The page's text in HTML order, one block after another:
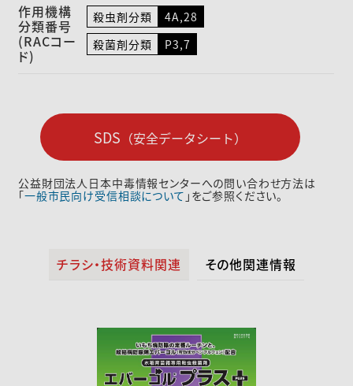
SDS （安全データシート）
公益財団法人日本中毒情報センターへの問い合わせ方法は
「一般市民向け受信相談について 」をご参照ください。
作用機構
分類番号
(RACコー
ド)
殺虫剤分類
4A,28
殺菌剤分類
P3,7
チラシ・技術資料関連 その他関連情報